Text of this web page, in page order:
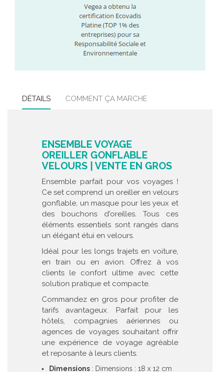
DÉTAILS COMMENT ÇA MARCHE
ENSEMBLE VOYAGE
OREILLER GONFLABLE
VELOURS | VENTE EN GROS
Ensemble parfait pour vos voyages !
Ce set comprend un oreiller en velours
gonflable, un masque pour les yeux et
des bouchons d'oreilles. Tous ces
éléments essentiels sont rangés dans
un élégant étui en velours.
Idéal pour les longs trajets en voiture,
en train ou en avion. Offrez à vos
clients le confort ultime avec cette
solution pratique et compacte.
Commandez en gros pour profiter de
tarifs avantageux. Parfait pour les
hôtels, compagnies aériennes ou
agences de voyages souhaitant offrir
une expérience de voyage agréable
et reposante à leurs clients.
Dimensions : Dimensions : 18 x 12 cm